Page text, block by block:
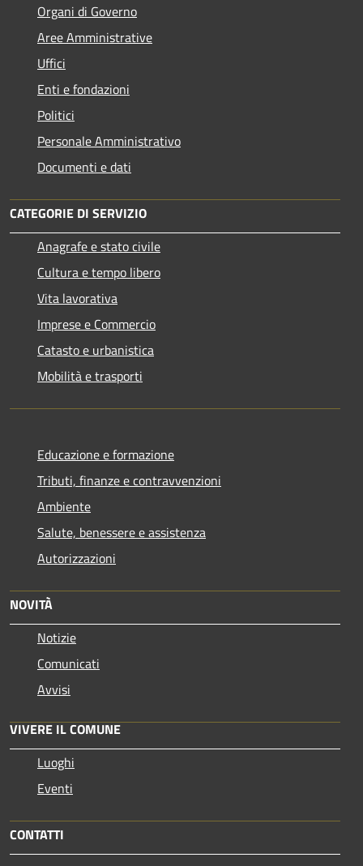
Organi di Governo
Aree Amministrative
Uffici
Enti e fondazioni
Politici
Personale Amministrativo
Documenti e dati
CATEGORIE DI SERVIZIO
Anagrafe e stato civile
Cultura e tempo libero
Vita lavorativa
Imprese e Commercio
Catasto e urbanistica
Mobilità e trasporti
Educazione e formazione
Tributi, finanze e contravvenzioni
Ambiente
Salute, benessere e assistenza
Autorizzazioni
NOVITÀ
Notizie
Comunicati
Avvisi
VIVERE IL COMUNE
Luoghi
Eventi
CONTATTI